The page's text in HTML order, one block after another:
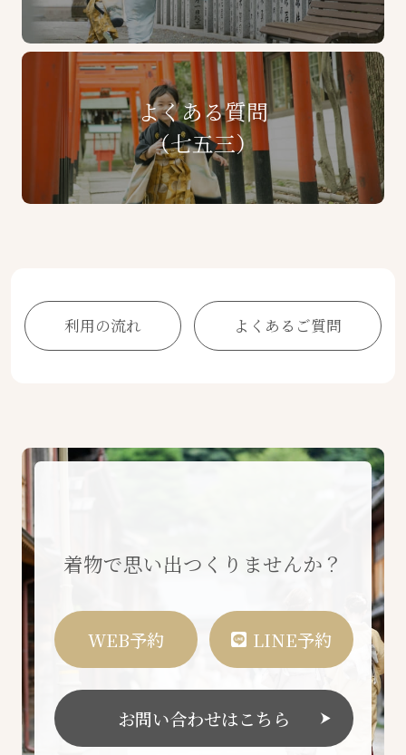
よくある質問
（七五三）
利用の流れ よくあるご質問
着物で思い出つくりませんか？
WEB予約 LINE予約
お問い合わせはこちら